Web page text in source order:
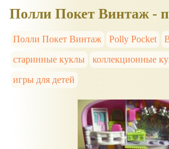
Полли Покет Винтаж -
Полли Покет Винтаж Polly Pocket
старинные куклы
коллекционные
игры для детей